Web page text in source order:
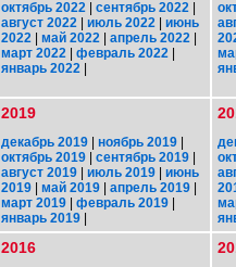
октябрь 2022 | сентябрь 2022 |
август 2022 | июль 2022 | июнь
2022 | май 2022 | апрель 2022 |
март 2022 | февраль 2022 |
январь 2022 |
2019
декабрь 2019 | ноябрь 2019 |
октябрь 2019 | сентябрь 2019 |
август 2019 | июль 2019 | июнь
2019 | май 2019 | апрель 2019 |
март 2019 | февраль 2019 |
январь 2019 |
2016